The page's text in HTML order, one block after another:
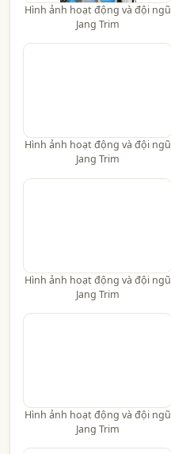
Hình ảnh hoạt động và đội ngũ
Jang Trim
Hình ảnh hoạt động và đội ngũ
Jang Trim
Hình ảnh hoạt động và đội ngũ
Jang Trim
Hình ảnh hoạt động và đội ngũ
Jang Trim